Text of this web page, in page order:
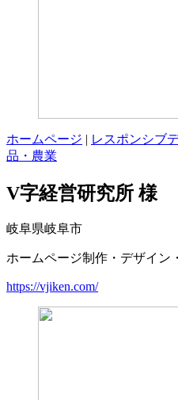
ホームページ | レスポンシブ
品・農業
V字経営研究所 様
岐阜県岐阜市
ホームページ制作・デザイン
https://vjiken.com/